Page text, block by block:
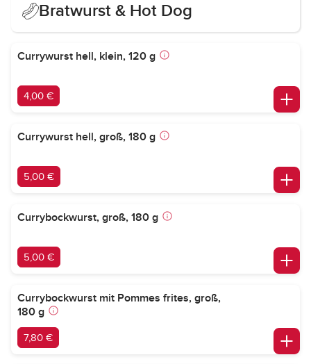
Bratwurst & Hot Dog
Currywurst hell, klein, 120 g
4,00 €
Currywurst hell, groß, 180 g
5,00 €
Currybockwurst, groß, 180 g
5,00 €
Currybockwurst mit Pommes frites, groß,
180 g
7,80 €